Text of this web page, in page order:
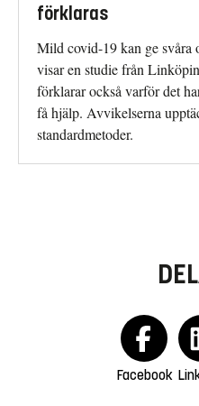
förklaras
Mild covid-19 kan ge svåra
visar en studie från
förklarar också varför det
få hjälp. Avvikelserna
standardmetoder.
Facebook